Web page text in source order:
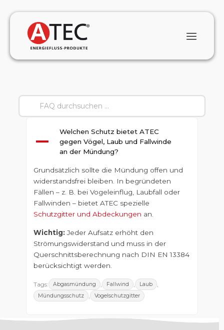
A
Welchen Schutz bietet ATEC
gegen Vögel, Laub und Fallwinde
an der Mündung?
Grundsätzlich sollte die Mündung offen und
widerstandsfrei bleiben. In begründeten
Fällen – z. B. bei Vogeleinflug, Laubfall oder
Fallwinden – bietet ATEC spezielle
Schutzgitter und Abdeckungen an.
Wichtig: Jeder Aufsatz erhöht den
Strömungswiderstand und muss in der
Querschnittsberechnung nach DIN EN 13384
berücksichtigt werden.
Tags: Abgasmündung , Fallwind , Laub ,
Mündungsschutz , Vogelschutzgitter